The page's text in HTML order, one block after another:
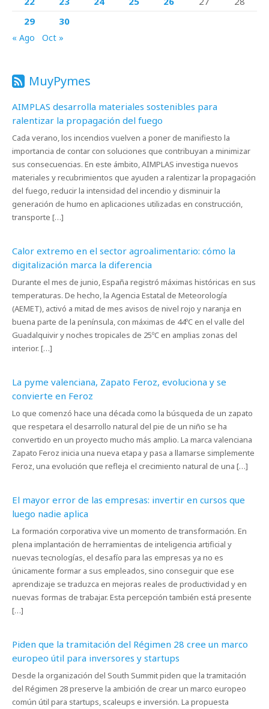
29
30
« Ago Oct »
MuyPymes
AIMPLAS desarrolla materiales sostenibles para
ralentizar la propagación del fuego
Cada verano, los incendios vuelven a poner de manifiesto la
importancia de contar con soluciones que contribuyan a minimizar
sus consecuencias. En este ámbito, AIMPLAS investiga nuevos
materiales y recubrimientos que ayuden a ralentizar la propagación
del fuego, reducir la intensidad del incendio y disminuir la
generación de humo en aplicaciones utilizadas en construcción,
transporte […]
Calor extremo en el sector agroalimentario: cómo la
digitalización marca la diferencia
Durante el mes de junio, España registró máximas históricas en sus
temperaturas. De hecho, la Agencia Estatal de Meteorología
(AEMET), activó a mitad de mes avisos de nivel rojo y naranja en
buena parte de la península, con máximas de 44ºC en el valle del
Guadalquivir y noches tropicales de 25ºC en amplias zonas del
interior. […]
La pyme valenciana, Zapato Feroz, evoluciona y se
convierte en Feroz
Lo que comenzó hace una década como la búsqueda de un zapato
que respetara el desarrollo natural del pie de un niño se ha
convertido en un proyecto mucho más amplio. La marca valenciana
Zapato Feroz inicia una nueva etapa y pasa a llamarse simplemente
Feroz, una evolución que refleja el crecimiento natural de una […]
El mayor error de las empresas: invertir en cursos que
luego nadie aplica
La formación corporativa vive un momento de transformación. En
plena implantación de herramientas de inteligencia artificial y
nuevas tecnologías, el desafío para las empresas ya no es
únicamente formar a sus empleados, sino conseguir que ese
aprendizaje se traduzca en mejoras reales de productividad y en
nuevas formas de trabajar. Esta percepción también está presente
[…]
Piden que la tramitación del Régimen 28 cree un marco
europeo útil para inversores y startups
Desde la organización del South Summit piden que la tramitación
del Régimen 28 preserve la ambición de crear un marco europeo
común útil para startups, scaleups e inversión. La propuesta